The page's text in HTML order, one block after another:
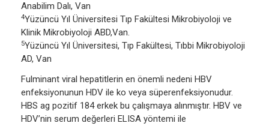
Anabilim Dalı, Van
4Yüzüncü Yıl Üniversitesi Tıp Fakültesi Mikrobiyoloji ve
Klinik Mikrobiyoloji ABD,Van.
5Yüzüncü Yıl Üniversitesi, Tıp Fakültesi, Tıbbi Mikrobiyoloji
AD, Van
Fulminant viral hepatitlerin en önemli nedeni HBV
enfeksiyonunun HDV ile ko veya süperenfeksiyonudur.
HBS ag pozitif 184 erkek bu çalışmaya alınmıştır. HBV ve
HDV’nin serum değerleri ELISA yöntemi ile